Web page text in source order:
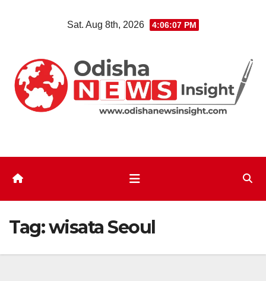
Sat. Aug 8th, 2026 4:06:07 PM
Tag:wisata Seoul